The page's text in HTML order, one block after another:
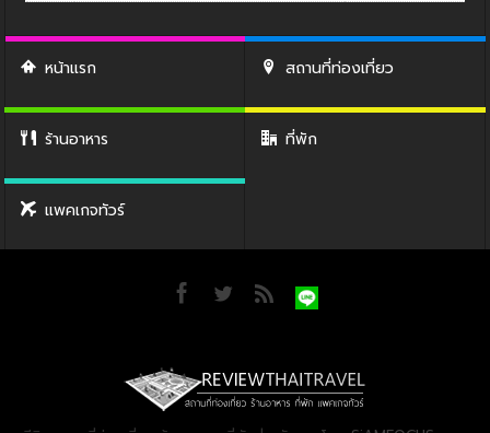
หน้าแรก สถานที่ท่องเที่ยว
ร้านอาหาร ที่พัก
แพคเกจทัวร์